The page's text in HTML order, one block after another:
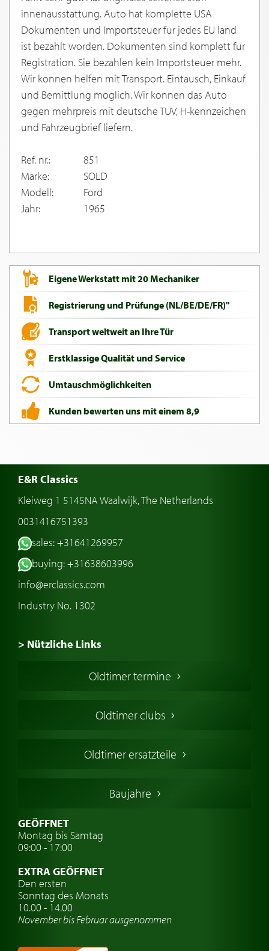
innenausstattung. Auto hat komplette USA
Dokumenten und Importsteuer fur jedes EU land
ist bezahlt worden. Dokumenten sind komplett fur
Registration. Sie bezahlen kein Importsteuer mehr.
Wir konnen helfen mit Transport. Eintausch, Einkauf
und Bemittlung moglich. Wir konnen das Auto
gegen mehrpreis mit deutsche TUV, H-kennzeichen
und Fahrzeugbrief liefern.
Ref. nr.:
851
Marke:
SOLD
Modell:
Ford
Jahr:
1965
Eigene Werkstatt mit 20 Mechaniker
Registrierung und Prüfunge (NL/BE/DE/FR)"
Transport weltweit an Ihre Tür
Erstklassige Qualität und Service
Umtauschmöglichkeiten
Kunden bewerten uns mit einem 8,9
E&R Classics
Kleiweg 1 5145NA Waalwijk, The Netherlands
0031416751393
sales: +31641269957
buying: +31638603996
info@erclassics.com
Industry No. 1302
> Nützliche Links
Oldtimers in Europa
Englische Oldtimer
Deutsche Oldtimer
Schwedische Oldtimer
Oldtimer mit h-kennzeichen
Auto Oldtimer Markt
Oldtimer-Versicherung
Oldtimer-Clubs
Oldtimer-Reisen
Oldtimer termine
Oldtimer clubs
Oldtimer ersatzteile
Baujahre
GEÖFFNET
Montag bis Samtag
09:00 - 17:00
EXTRA GEÖFFNET
Den ersten
Sonntag des Monats
10.00 - 14.00
November bis Februar ausgenommen